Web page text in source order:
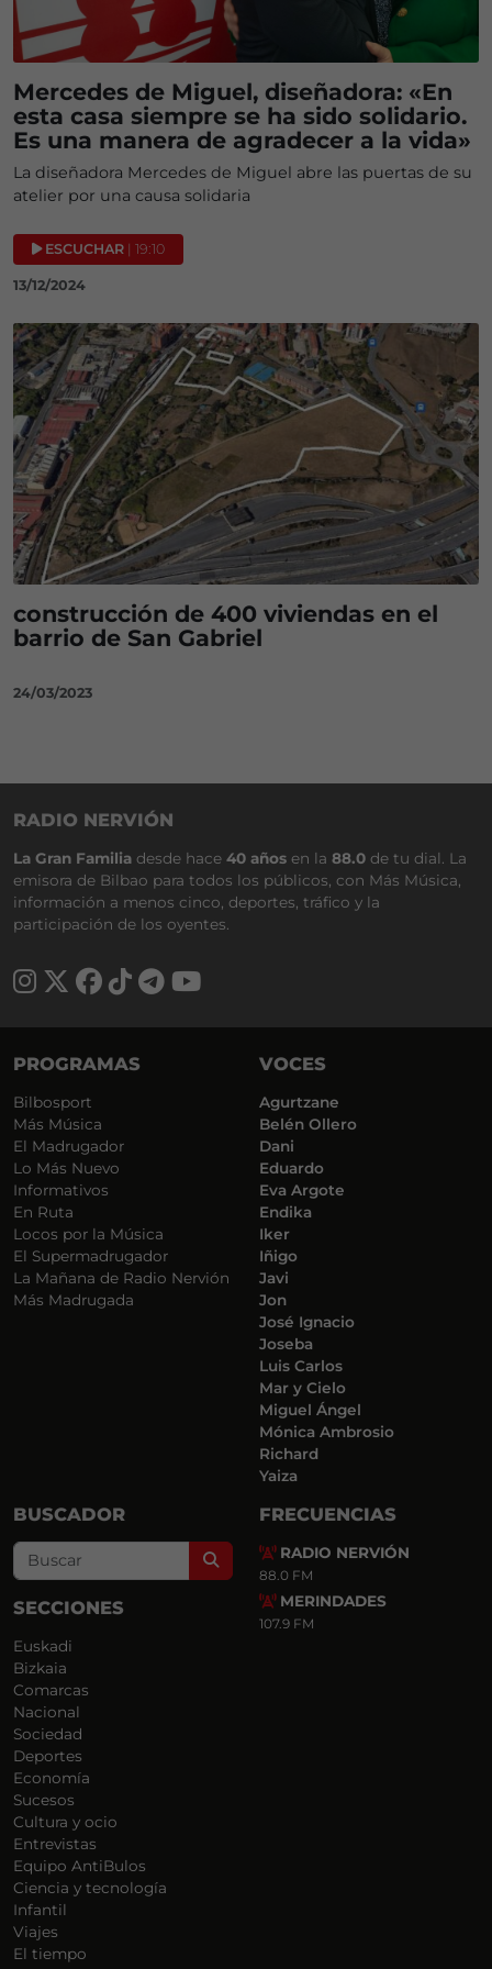
Mercedes de Miguel, diseñadora: «En
esta casa siempre se ha sido solidario.
Es una manera de agradecer a la vida»
La diseñadora Mercedes de Miguel abre las puertas de su
atelier por una causa solidaria
ESCUCHAR | 19:10
13/12/2024
construcción de 400 viviendas en el
barrio de San Gabriel
24/03/2023
RADIO NERVIÓN
La Gran Familia desde hace 40 años en la 88.0 de tu dial. La
emisora de Bilbao para todos los públicos, con Más Música,
información a menos cinco, deportes, tráfico y la
participación de los oyentes.
PROGRAMAS
Bilbosport
Más Música
El Madrugador
Lo Más Nuevo
Informativos
En Ruta
Locos por la Música
El Supermadrugador
La Mañana de Radio Nervión
Más Madrugada
VOCES
Agurtzane
Belén Ollero
Dani
Eduardo
Eva Argote
Endika
Iker
Iñigo
Javi
Jon
José Ignacio
Joseba
Luis Carlos
Mar y Cielo
Miguel Ángel
Mónica Ambrosio
Richard
Yaiza
BUSCADOR
Search
SECCIONES
Euskadi
Bizkaia
Comarcas
Nacional
Sociedad
Deportes
Economía
Sucesos
Cultura y ocio
Entrevistas
Equipo AntiBulos
Ciencia y tecnología
Infantil
Viajes
El tiempo
FRECUENCIAS
RADIO NERVIÓN
88.0 FM
MERINDADES
107.9 FM